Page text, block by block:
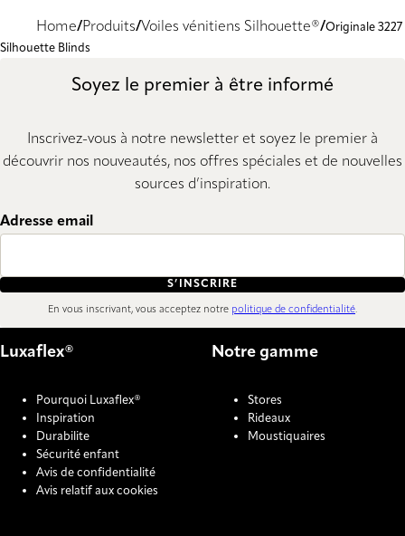
Home Produits Voiles vénitiens Silhouette® Originale 3227
Silhouette Blinds
Soyez le premier à être informé
Inscrivez-vous à notre newsletter et soyez le premier à
découvrir nos nouveautés, nos offres spéciales et de nouvelles
sources d’inspiration.
Adresse email
S’INSCRIRE
En vous inscrivant, vous acceptez notre politique de confidentialité.
Luxaflex®
Pourquoi Luxaflex®
Inspiration
Durabilite
Sécurité enfant
Avis de confidentialité
Avis relatif aux cookies
Notre gamme
Stores
Rideaux
Moustiquaires